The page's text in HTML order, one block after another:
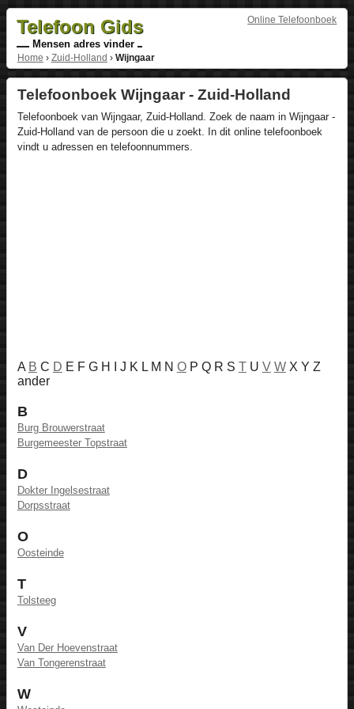
Online Telefoonboek
Telefoon Gids
Mensen adres vinder
Home › Zuid-Holland › Wijngaar
Telefoonboek Wijngaar - Zuid-Holland
Telefoonboek van Wijngaar, Zuid-Holland. Zoek de naam in Wijngaar -
Zuid-Holland van de persoon die u zoekt. In dit online telefoonboek
vindt u adressen en telefoonnummers.
A B C D E F G H I J K L M N OP Q R S T U V WX Y Z
ander
B
Burg Brouwerstraat
Burgemeester Topstraat
D
Dokter Ingelsestraat
Dorpsstraat
O
Oosteinde
T
Tolsteeg
V
Van Der Hoevenstraat
Van Tongerenstraat
W